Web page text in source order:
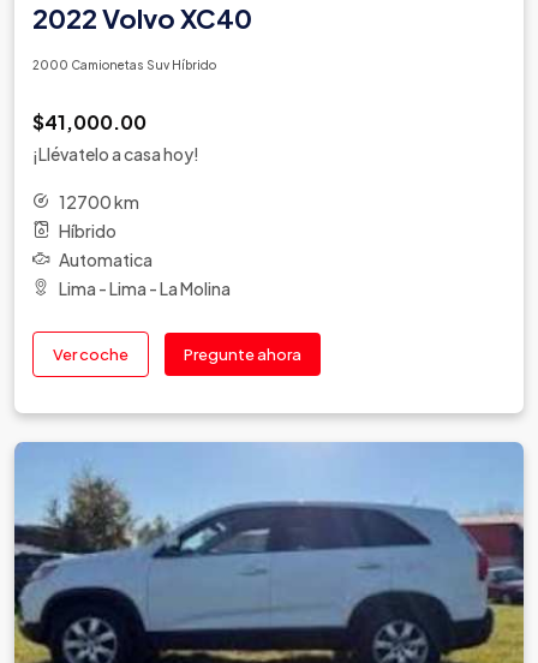
2022 Volvo XC40
2000 Camionetas Suv Híbrido
$41,000.00
¡Llévatelo a casa hoy!
12700 km
Híbrido
Automatica
Lima - Lima - La Molina
Ver coche Pregunte ahora